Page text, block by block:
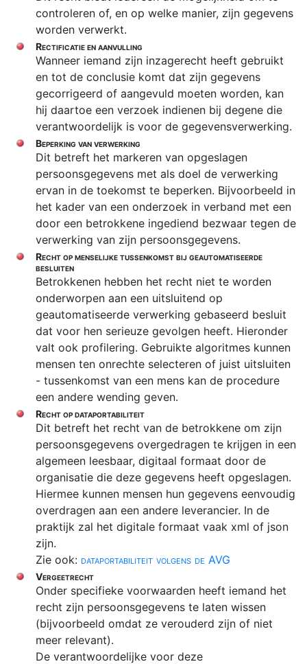
controleren of, en op welke manier, zijn gegevens
worden verwerkt.
Rectificatie en aanvulling
Wanneer iemand zijn inzagerecht heeft gebruikt
en tot de conclusie komt dat zijn gegevens
gecorrigeerd of aangevuld moeten worden, kan
hij daartoe een verzoek indienen bij degene die
verantwoordelijk is voor de gegevensverwerking.
Beperking van verwerking
Dit betreft het markeren van opgeslagen
persoonsgegevens met als doel de verwerking
ervan in de toekomst te beperken. Bijvoorbeeld in
het kader van een onderzoek in verband met een
door een betrokkene ingediend bezwaar tegen de
verwerking van zijn persoonsgegevens.
Recht op menselijke tussenkomst bij geautomatiseerde
besluiten
Betrokkenen hebben het recht niet te worden
onderworpen aan een uitsluitend op
geautomatiseerde verwerking gebaseerd besluit
dat voor hen serieuze gevolgen heeft. Hieronder
valt ook profilering. Gebruikte algoritmes kunnen
mensen ten onrechte selecteren of juist uitsluiten
- tussenkomst van een mens kan de procedure
een andere wending geven.
Recht op dataportabiliteit
Dit betreft het recht van de betrokkene om zijn
persoonsgegevens overgedragen te krijgen in een
algemeen leesbaar, digitaal formaat door de
organisatie die deze gegevens heeft opgeslagen.
Hiermee kunnen mensen hun gegevens eenvoudig
overdragen aan een andere leverancier. In de
praktijk zal het digitale formaat vaak xml of json
zijn.
Zie ook: dataportabiliteit volgens de AVG
Vergeetrecht
Onder specifieke voorwaarden heeft iemand het
recht zijn persoonsgegevens te laten wissen
(bijvoorbeeld omdat ze verouderd zijn of niet
meer relevant).
De verantwoordelijke voor deze